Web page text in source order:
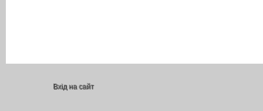
Вхід на сайт